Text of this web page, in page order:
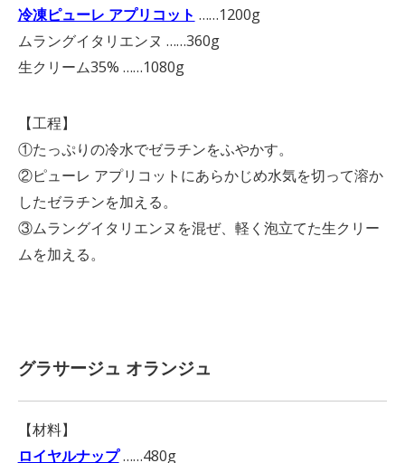
冷凍ピューレ アプリコット ……1200g
ムラングイタリエンヌ ……360g
生クリーム35% ……1080g
【工程】
①たっぷりの冷水でゼラチンをふやかす。
②ピューレ アプリコットにあらかじめ水気を切って溶か
したゼラチンを加える。
③ムラングイタリエンヌを混ぜ、軽く泡立てた生クリー
ムを加える。
グラサージュ オランジュ
【材料】
ロイヤルナップ……480g